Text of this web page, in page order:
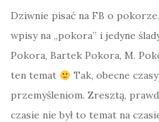
Dziwnie pisać na FB o
wpisy na „pokora” i jedyne
Pokora, Bartek Pokora, M.
ten temat
Tak, obecne
przemyśleniom. Zresztą,
czasie nie był to temat na